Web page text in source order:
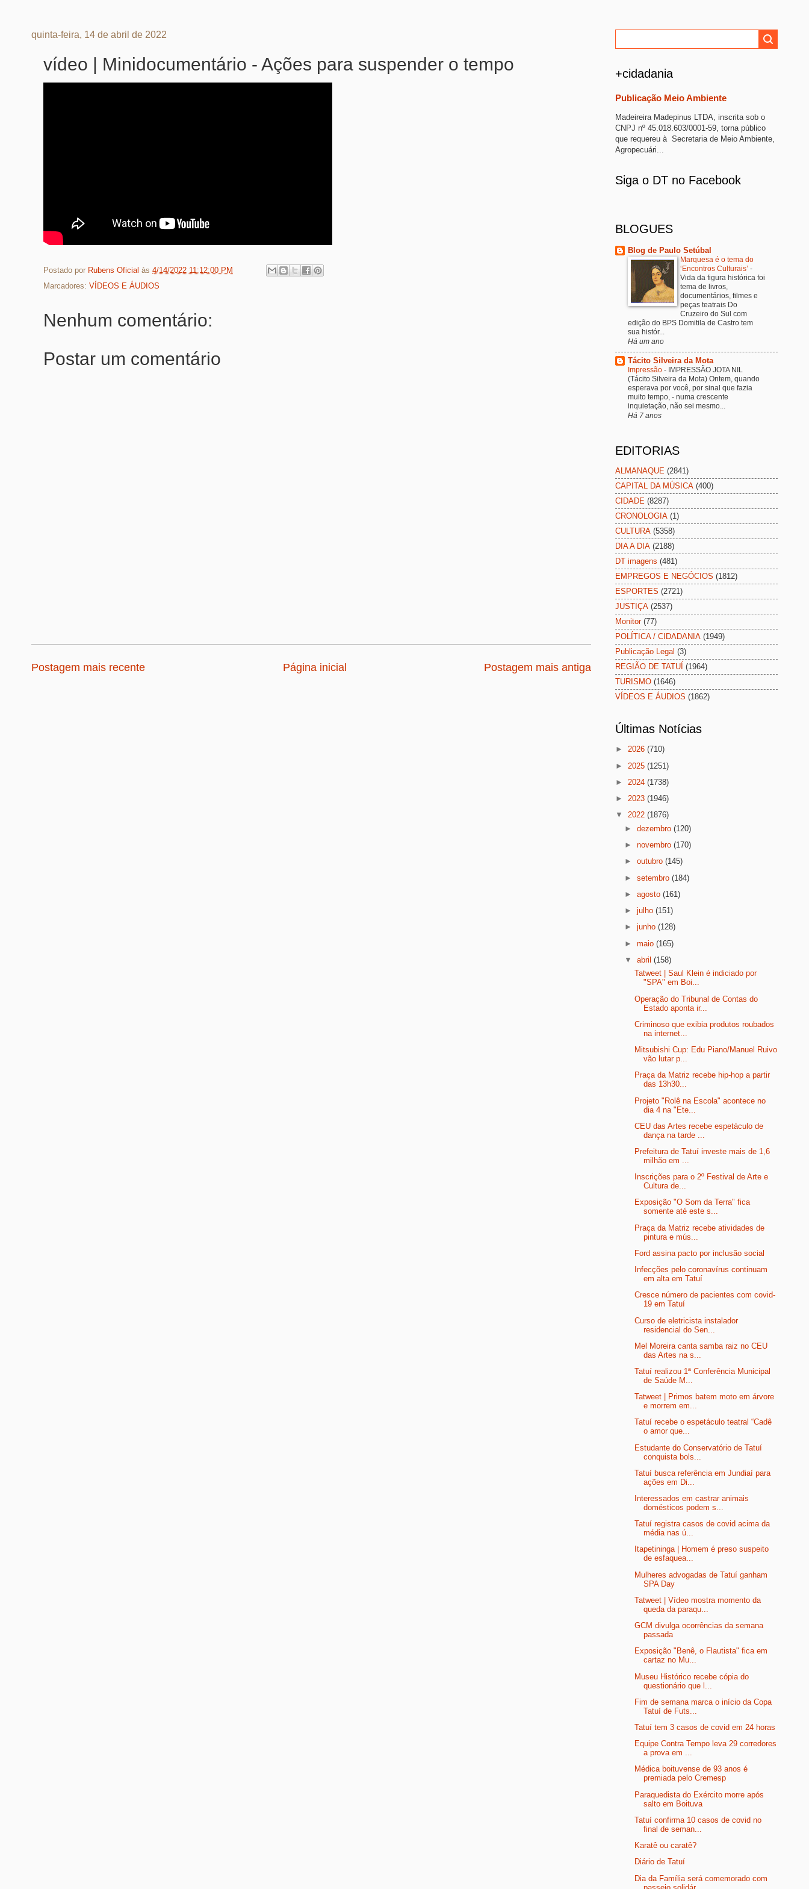
quinta-feira, 14 de abril de 2022
vídeo | Minidocumentário - Ações para suspender o tempo
Postado por Rubens Oficial às 4/14/2022 11:12:00 PM
Marcadores: VÍDEOS E ÁUDIOS
Nenhum comentário:
Postar um comentário
Postagem mais recente Postagem mais antiga
Página inicial
+cidadania
Publicação Meio Ambiente
Madeireira Madepinus LTDA, inscrita sob o
CNPJ nº 45.018.603/0001-59, torna público
que requereu à Secretaria de Meio Ambiente,
Agropecuári...
Siga o DT no Facebook
BLOGUES
Blog de Paulo Setúbal
Marquesa é o tema do
‘Encontros Culturais’ -
Vida da figura histórica foi
tema de livros,
documentários, filmes e
peças teatrais Do
Cruzeiro do Sul com
edição do BPS Domitila de Castro tem
sua histór...
Há um ano
Tácito Silveira da Mota
Impressão - IMPRESSÃO JOTA NIL
(Tácito Silveira da Mota) Ontem, quando
esperava por você, por sinal que fazia
muito tempo, - numa crescente
inquietação, não sei mesmo...
Há 7 anos
EDITORIAS
ALMANAQUE (2841)
CAPITAL DA MÚSICA (400)
CIDADE (8287)
CRONOLOGIA (1)
CULTURA (5358)
DIA A DIA (2188)
DT imagens (481)
EMPREGOS E NEGÓCIOS (1812)
ESPORTES (2721)
JUSTIÇA (2537)
Monitor (77)
POLÍTICA / CIDADANIA (1949)
Publicação Legal (3)
REGIÃO DE TATUÍ (1964)
TURISMO (1646)
VÍDEOS E ÁUDIOS (1862)
Últimas Notícias
► 2026 (710)
► 2025 (1251)
► 2024 (1738)
► 2023 (1946)
▼ 2022 (1876)
►dezembro(120)
►novembro(170)
►outubro(145)
►setembro(184)
►agosto(161)
►julho(151)
►junho(128)
►maio(165)
▼abril(158)
Tatweet | Saul Klein é indiciado por
"SPA" em Boi...
Operação do Tribunal de Contas do
Estado aponta ir...
Criminoso que exibia produtos roubados
na internet...
Mitsubishi Cup: Edu Piano/Manuel Ruivo
vão lutar p...
Praça da Matriz recebe hip-hop a partir
das 13h30...
Projeto "Rolê na Escola" acontece no
dia 4 na "Ete...
CEU das Artes recebe espetáculo de
dança na tarde ...
Prefeitura de Tatuí investe mais de 1,6
milhão em ...
Inscrições para o 2º Festival de Arte e
Cultura de...
Exposição "O Som da Terra" fica
somente até este s...
Praça da Matriz recebe atividades de
pintura e mús...
Ford assina pacto por inclusão social
Infecções pelo coronavírus continuam
em alta em Tatuí
Cresce número de pacientes com covid-
19 em Tatuí
Curso de eletricista instalador
residencial do Sen...
Mel Moreira canta samba raiz no CEU
das Artes na s...
Tatuí realizou 1ª Conferência Municipal
de Saúde M...
Tatweet | Primos batem moto em árvore
e morrem em...
Tatuí recebe o espetáculo teatral “Cadê
o amor que...
Estudante do Conservatório de Tatuí
conquista bols...
Tatuí busca referência em Jundiaí para
ações em Di...
Interessados em castrar animais
domésticos podem s...
Tatuí registra casos de covid acima da
média nas ú...
Itapetininga | Homem é preso suspeito
de esfaquea...
Mulheres advogadas de Tatuí ganham
SPA Day
Tatweet | Vídeo mostra momento da
queda da paraqu...
GCM divulga ocorrências da semana
passada
Exposição "Benê, o Flautista" fica em
cartaz no Mu...
Museu Histórico recebe cópia do
questionário que l...
Fim de semana marca o início da Copa
Tatuí de Futs...
Tatuí tem 3 casos de covid em 24 horas
Equipe Contra Tempo leva 29 corredores
a prova em ...
Médica boituvense de 93 anos é
premiada pelo Cremesp
Paraquedista do Exército morre após
salto em Boituva
Tatuí confirma 10 casos de covid no
final de seman...
Karatê ou caratê?
Diário de Tatuí
Dia da Família será comemorado com